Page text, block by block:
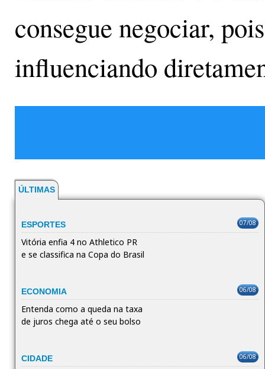
consegue negociar,
influenciando
ÚLTIMAS
ESPORTES 07/08
Vitória enfia 4 no Athletico PR
e se classifica na Copa do Brasil
ECONOMIA 06/08
Entenda como a queda na taxa
de juros chega até o seu bolso
CIDADE 06/08